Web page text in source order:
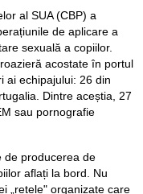
al SUA (CBP) a
de aplicare a
sexuală a copiilor.
acostate în portul
ai echipajului: 26 din
Dintre aceștia, 27
sau pornografie
de producerea de
aflați la bord. Nu
„rețele" organizate care